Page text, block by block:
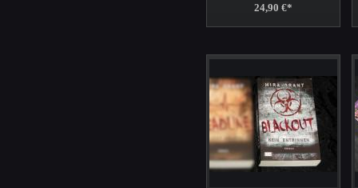
24,90 €*